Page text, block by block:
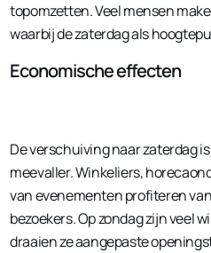
topomzetten. Veel mensen
waarbij de zaterdag als
Economische effecten
De verschuiving naar zaterdag
meevaller. Winkeliers,
van evenementen profiteren
bezoekers. Op zondag zijn veel
draaien ze aangepaste